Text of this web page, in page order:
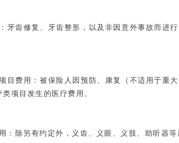
牙齿修复、牙齿整形，以及非因意外事故而进
目费用：被保险人因预防、康复（不适用于重
项目发生的医疗费用。
：除另有约定外，义齿、义眼、义肢、助听器等